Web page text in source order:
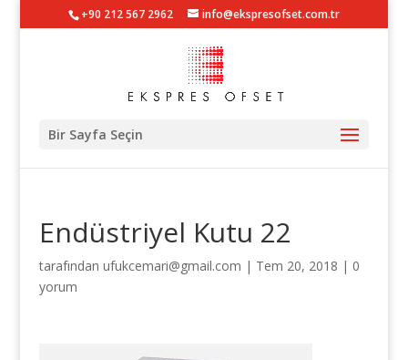
+90 212 567 2962 info@ekspresofset.com.tr
Bir Sayfa Seçin
Endüstriyel Kutu 22
tarafından ufukcemari@gmail.com | Tem 20, 2018 | 0
yorum